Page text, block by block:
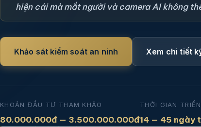
hiện cái mà mắt người và camera AI không
Khảo sát kiểm soát an ninh Xem chi tiết
KHOẢN ĐẦU TƯ THAM KHẢO
80.000.000đ — 3.500.000.000đ
THỜI GIAN
14 — 45 ngày